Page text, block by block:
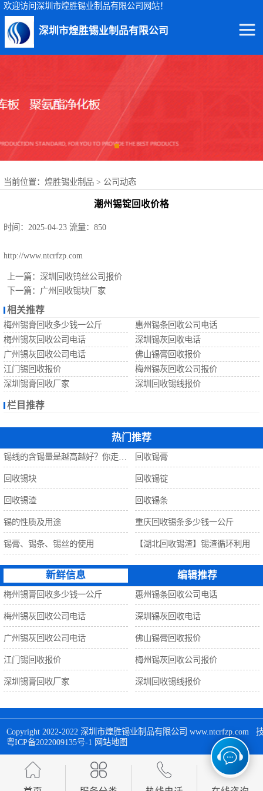
欢迎访问深圳市煌胜锡业制品有限公司网站！
深圳市煌胜锡业制品有限公司
当前位置： 煌胜锡业制品 > 公司动态
潮州锡锭回收价格
时间：2025-04-23 流量：850
http://www.ntcrfzp.com
上一篇： 深圳回收钨丝公司报价
下一篇： 广州回收锡块厂家
相关推荐
梅州锡膏回收多少钱一公斤
惠州锡条回收公司电话
梅州锡灰回收公司电话
深圳锡灰回收电话
广州锡灰回收公司电话
佛山锡膏回收报价
江门锡回收报价
梅州锡灰回收公司报价
深圳锡膏回收厂家
深圳回收锡线报价
栏目推荐
热门推荐
回收锡膏
回收锡块 回收锡锭
回收锡渣 回收锡条
锡的性质及用途 重庆回收锡条多少钱一公斤
锡膏、锡条、锡丝的使用 【湖北回收锡渣】锡渣循环利用
新鲜信息 编辑推荐
梅州锡膏回收多少钱一公斤 惠州锡条回收公司电话
梅州锡灰回收公司电话 深圳锡灰回收电话
广州锡灰回收公司电话 佛山锡膏回收报价
江门锡回收报价 梅州锡灰回收公司报价
深圳锡膏回收厂家 深圳回收锡线报价
Copyright 2022-2022 深圳市煌胜锡业制品有限公司 www.ntcrfzp.com
粤ICP备2022009135号-1 网站地图
回收锡条
回收锡膏
回收锡锭
回收锡珠
回收锡